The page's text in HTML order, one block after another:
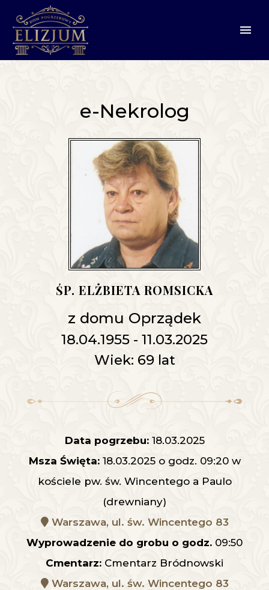
e-Nekrolog
ŚP. ELŻBIETA ROMSICKA
z domu Oprządek
18.04.1955 - 11.03.2025
Wiek: 69 lat
Data pogrzebu:18.03.2025
Msza Święta:18.03.2025 o godz. 09:20 w
kościele pw. św. Wincentego a Paulo
(drewniany)
Warszawa, ul. św. Wincentego 83
Wyprowadzenie do grobu o godz. 09:50
Cmentarz: Cmentarz Bródnowski
Warszawa, ul. św. Wincentego 83